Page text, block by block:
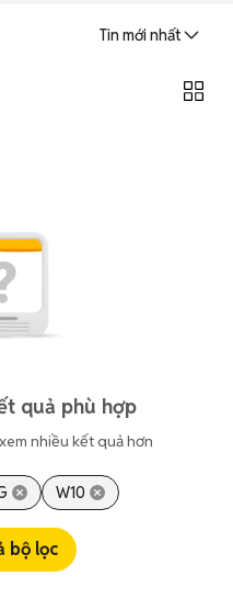
Tin mới nhất
quả phù hợp
nhiều kết quả hơn
W10
bộ lọc